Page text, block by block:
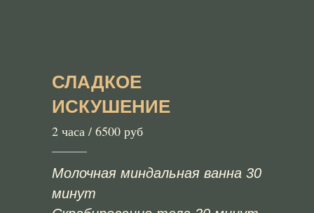
СЛАДКОЕ
ИСКУШЕНИЕ
2 часа / 6500 руб
Молочная миндальная ванна 30
минут